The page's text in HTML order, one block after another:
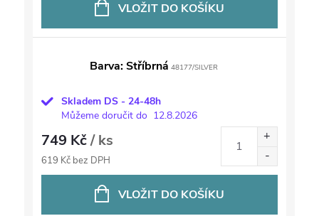
VLOŽIT DO KOŠÍKU
Barva: Stříbrná 48177/SILVER
Skladem DS - 24-48h
Můžeme doručit do 12.8.2026
749 Kč/ ks
619 Kč bez DPH
VLOŽIT DO KOŠÍKU